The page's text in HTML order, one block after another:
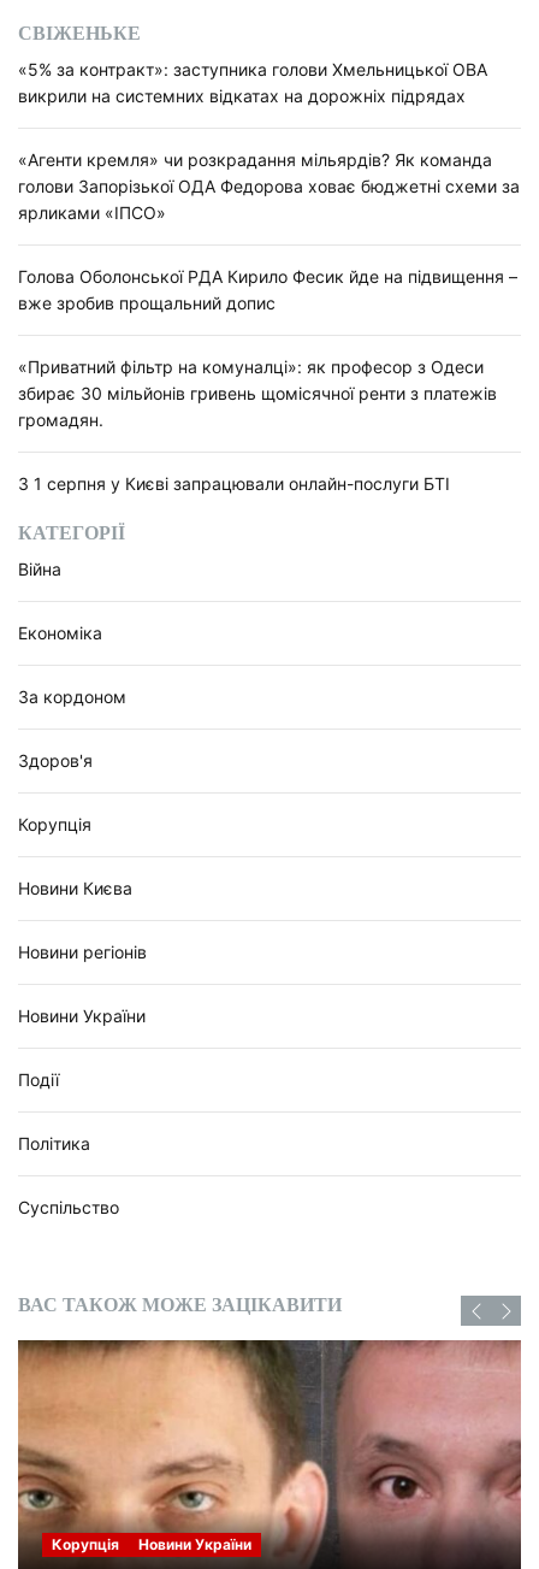
СВІЖЕНЬКЕ
«5% за контракт»: заступника голови Хмельницької ОВА
викрили на системних відкатах на дорожніх підрядах
«Агенти кремля» чи розкрадання мільярдів? Як команда
голови Запорізької ОДА Федорова ховає бюджетні схеми за
ярликами «ІПСО»
Голова Оболонської РДА Кирило Фесик йде на підвищення –
вже зробив прощальний допис
«Приватний фільтр на комуналці»: як професор з Одеси
збирає 30 мільйонів гривень щомісячної ренти з платежів
громадян.
З 1 серпня у Києві запрацювали онлайн-послуги БТІ
КАТЕГОРІЇ
Війна
Економіка
За кордоном
Здоров'я
Корупція
Новини Києва
Новини регіонів
Новини України
Події
Політика
Суспільство
ВАС ТАКОЖ МОЖЕ ЗАЦІКАВИТИ
Корупція Новини України